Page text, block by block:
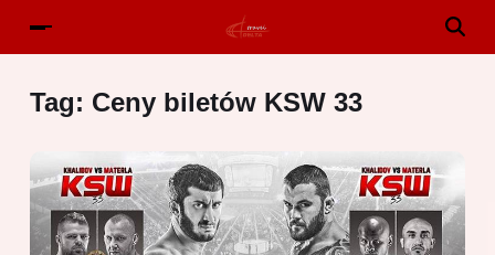
Tag: Ceny biletów KSW 33